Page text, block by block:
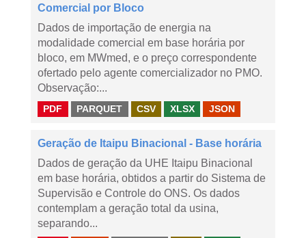
Comercial por Bloco
Dados de importação de energia na
modalidade comercial em base horária por
bloco, em MWmed, e o preço correspondente
ofertado pelo agente comercializador no PMO.
Observação:...
PDF PARQUET CSV XLSX JSON
Geração de Itaipu Binacional - Base horária
Dados de geração da UHE Itaipu Binacional
em base horária, obtidos a partir do Sistema de
Supervisão e Controle do ONS. Os dados
contemplam a geração total da usina,
separando...